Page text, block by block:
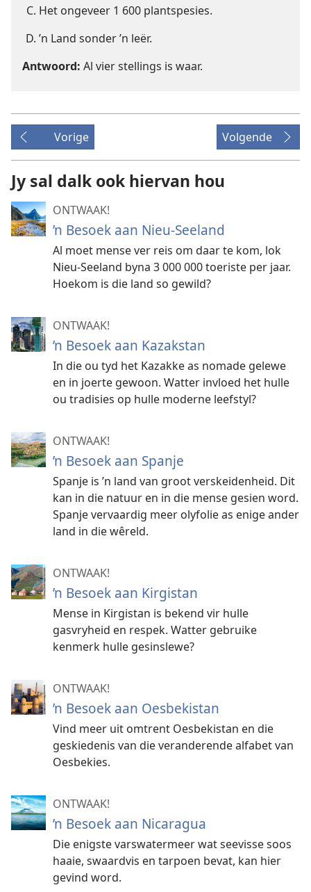
Het ongeveer 1 600 plantspesies.
’n Land sonder ’n leër.
Antwoord: Al vier stellings is waar.
Vorige Volgende
Jy sal dalk ook hiervan hou
ONTWAAK!
’n Besoek aan Nieu-Seeland
Al moet mense ver reis om daar te kom, lok
Nieu-Seeland byna 3 000 000 toeriste per jaar.
Hoekom is die land so gewild?
ONTWAAK!
’n Besoek aan Kazakstan
In die ou tyd het Kazakke as nomade gelewe
en in joerte gewoon. Watter invloed het hulle
ou tradisies op hulle moderne leefstyl?
ONTWAAK!
’n Besoek aan Spanje
Spanje is ’n land van groot verskeidenheid. Dit
kan in die natuur en in die mense gesien word.
Spanje vervaardig meer olyfolie as enige ander
land in die wêreld.
ONTWAAK!
’n Besoek aan Kirgistan
Mense in Kirgistan is bekend vir hulle
gasvryheid en respek. Watter gebruike
kenmerk hulle gesinslewe?
ONTWAAK!
’n Besoek aan Oesbekistan
Vind meer uit omtrent Oesbekistan en die
geskiedenis van die veranderende alfabet van
Oesbekies.
ONTWAAK!
’n Besoek aan Nicaragua
Die enigste varswatermeer wat seevisse soos
haaie, swaardvis en tarpoen bevat, kan hier
gevind word.